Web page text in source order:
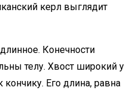
керл выглядит
Конечности
телу. Хвост широкий у
кончику. Его длина, равна